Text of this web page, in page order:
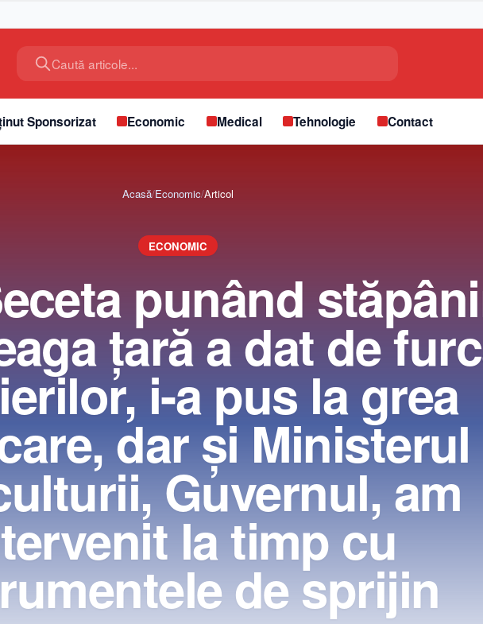
Caută articole...
Sponsorizat Economic Medical Tehnologie Contact
Acasă/Economic/Articol
ECONOMIC
punând
ţară a dat de
i-a pus la grea
dar şi Ministerul
Guvernul, am
la timp cu
de sprijin